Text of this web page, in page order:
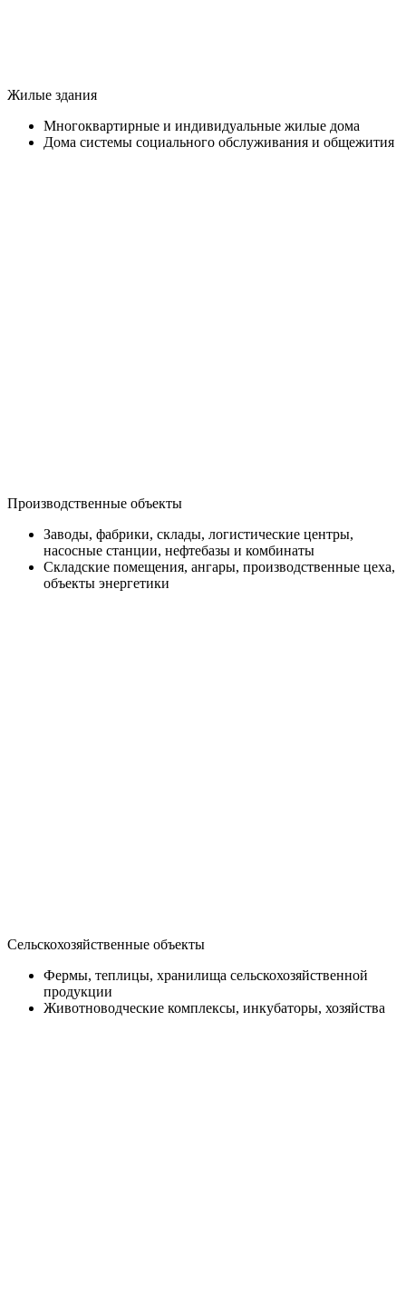
Жилые здания
Многоквартирные и индивидуальные жилые дома
Дома системы социального обслуживания и общежития
Производственные объекты
Заводы, фабрики, склады, логистические центры,
насосные станции, нефтебазы и комбинаты
Складские помещения, ангары, производственные цеха,
объекты энергетики
Сельскохозяйственные объекты
Фермы, теплицы, хранилища сельскохозяйственной
продукции
Животноводческие комплексы, инкубаторы, хозяйства